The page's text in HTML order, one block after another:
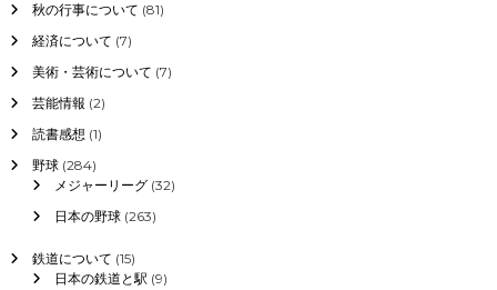
秋の行事について (81)
経済について (7)
美術・芸術について (7)
芸能情報 (2)
読書感想 (1)
野球(284)
メジャーリーグ(32)
日本の野球(263)
鉄道について (15)
日本の鉄道と駅 (9)